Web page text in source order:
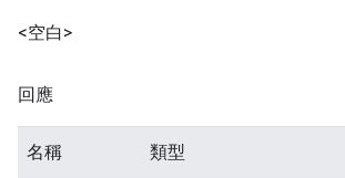
<空白>
回應
名稱 類型